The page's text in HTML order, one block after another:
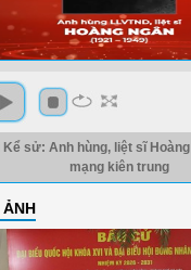
sử: Anh hùng, liệt sĩ
mạng kiên trung
ẢNH